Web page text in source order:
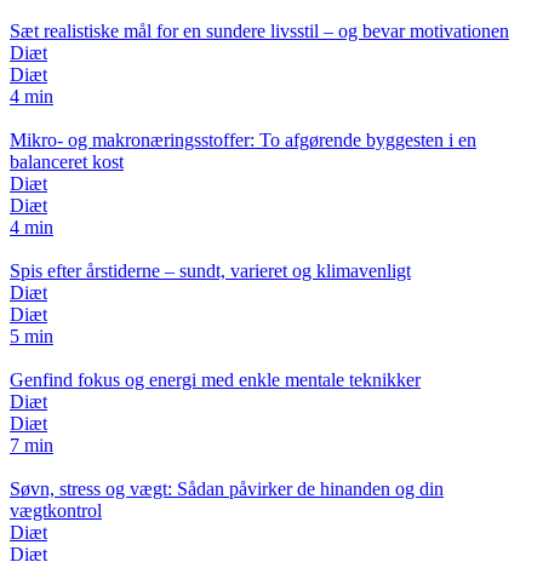
Sæt realistiske mål for en sundere livsstil – og bevar motivationen
Diæt
Diæt
4 min
Mikro- og makronæringsstoffer: To afgørende byggesten i en
balanceret kost
Diæt
Diæt
4 min
Spis efter årstiderne – sundt, varieret og klimavenligt
Diæt
Diæt
5 min
Genfind fokus og energi med enkle mentale teknikker
Diæt
Diæt
7 min
Søvn, stress og vægt: Sådan påvirker de hinanden og din
vægtkontrol
Diæt
Diæt